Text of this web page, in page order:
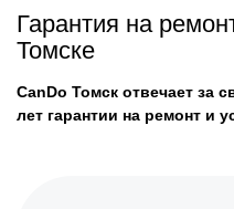
Гарантия на
Томске
CanDo Томск отвечает за
лет гарантии на ремонт и